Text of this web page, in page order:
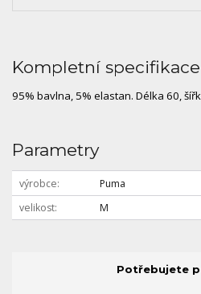
Kompletní specifikace
95% bavlna, 5% elastan. Délka 60,
Parametry
výrobce
Puma
velikost
M
Potřebujete